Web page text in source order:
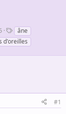
T
a
g
s
âne
d'oreilles
#1